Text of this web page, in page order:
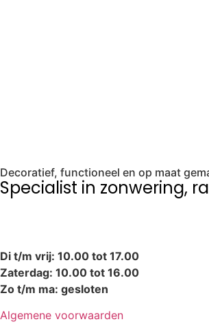
Decoratief, functioneel en op maat
Specialist in zonwering,
Di t/m vrij: 10.00 tot 17.00
Zaterdag: 10.00 tot 16.00
Zo t/m ma: gesloten
Algemene voorwaarden